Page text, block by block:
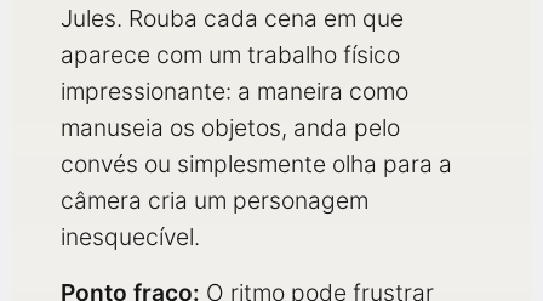
Jules. Rouba cada cena em que
aparece com um trabalho físico
impressionante: a maneira como
manuseia os objetos, anda pelo
convés ou simplesmente olha para a
câmera cria um personagem
inesquecível.
Ponto fraco: O ritmo pode frustrar